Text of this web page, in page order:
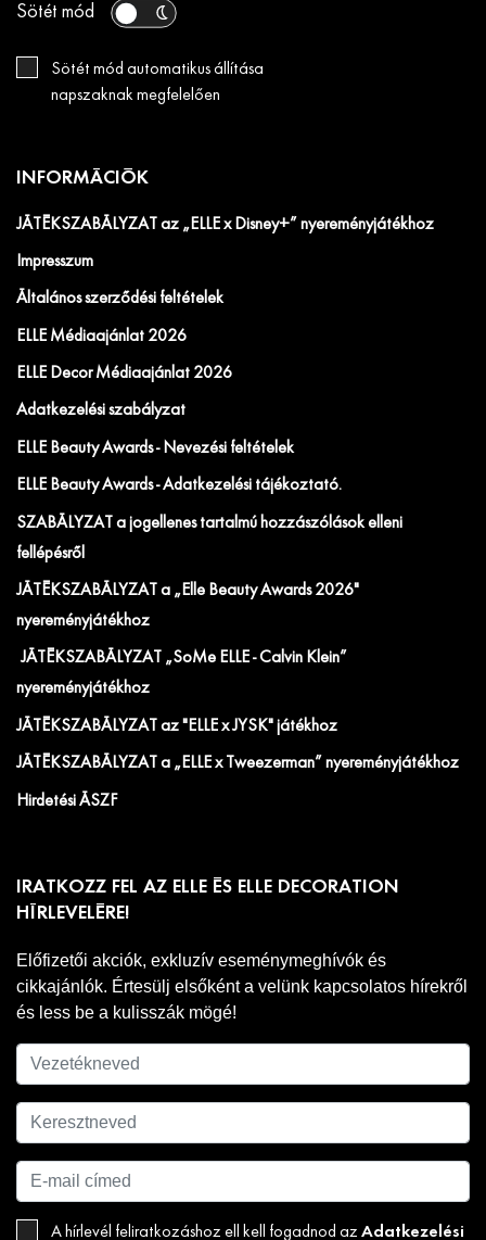
Sötét mód
Sötét mód automatikus állítása
napszaknak megfelelően
INFORMÁCIÓK
JÁTÉKSZABÁLYZAT az „ELLE x Disney+” nyereményjátékhoz
Impresszum
Általános szerződési feltételek
ELLE Médiaajánlat 2026
ELLE Decor Médiaajánlat 2026
Adatkezelési szabályzat
ELLE Beauty Awards - Nevezési feltételek
ELLE Beauty Awards - Adatkezelési tájékoztató.
SZABÁLYZAT a jogellenes tartalmú hozzászólások elleni
fellépésről
JÁTÉKSZABÁLYZAT a „Elle Beauty Awards 2026"
nyereményjátékhoz
JÁTÉKSZABÁLYZAT „SoMe ELLE - Calvin Klein”
nyereményjátékhoz
JÁTÉKSZABÁLYZAT az "ELLE x JYSK" játékhoz
JÁTÉKSZABÁLYZAT a „ELLE x Tweezerman” nyereményjátékhoz
Hirdetési ÁSZF
IRATKOZZ FEL AZ ELLE ÉS ELLE DECORATION
HÍRLEVELÉRE!
Előfizetői akciók, exkluzív eseménymeghívók és
cikkajánlók. Értesülj elsőként a velünk kapcsolatos hírekről
és less be a kulisszák mögé!
A hírlevél feliratkozáshoz ell kell fogadnod az Adatkezelési